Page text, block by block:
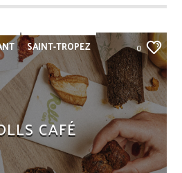
SAINT-TROPEZ 0
CAFÉ